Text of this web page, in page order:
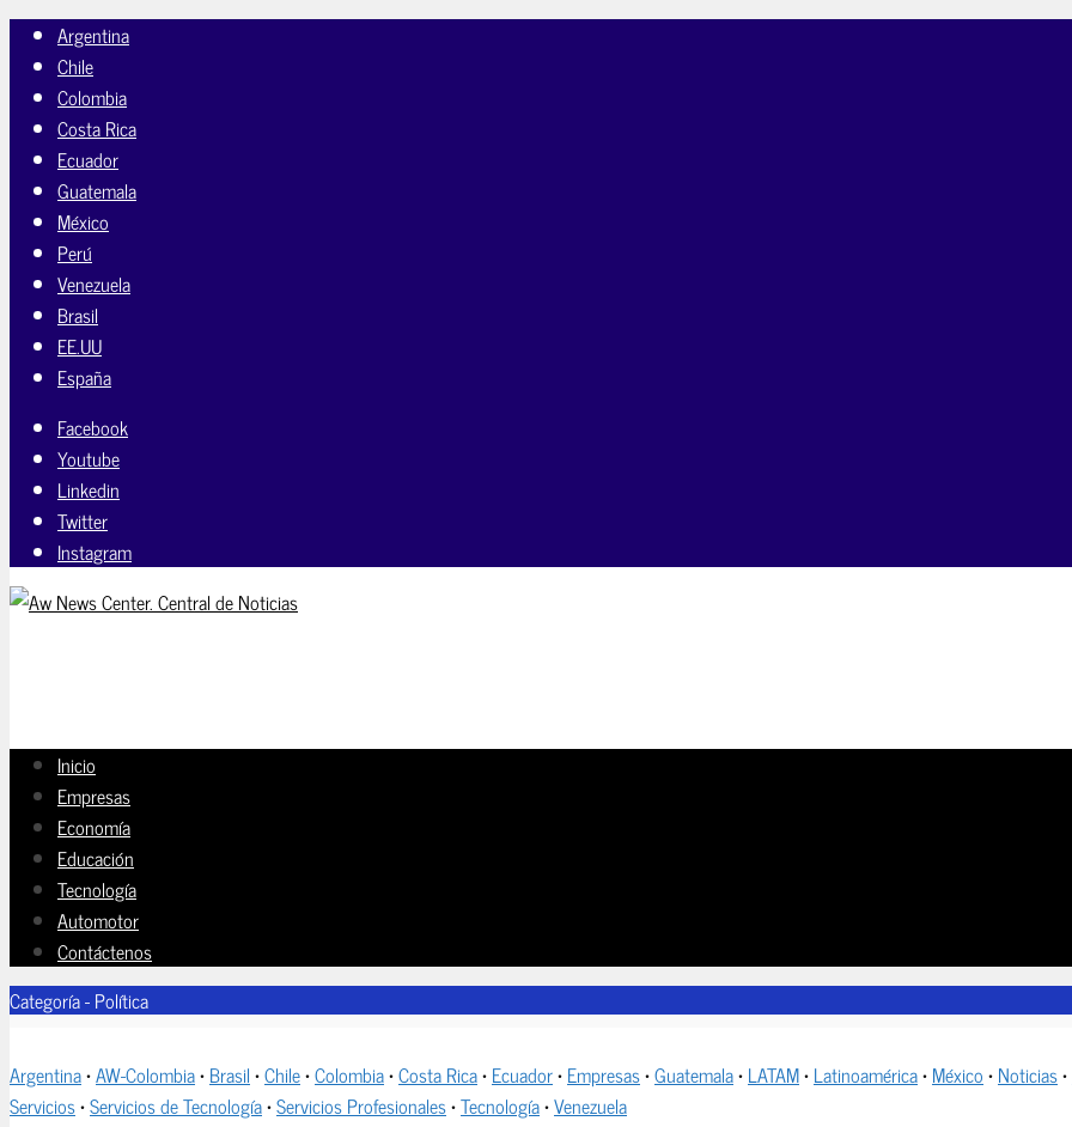
Argentina
Chile
Colombia
Costa Rica
Ecuador
Guatemala
México
Perú
Venezuela
Brasil
EE.UU
España
Facebook
Youtube
Linkedin
Twitter
Instagram
Inicio
Empresas
Economía
Educación
Tecnología
Automotor
Contáctenos
Categoría - Política
Argentina•AW-Colombia•Brasil•Chile•Colombia•Costa Rica•Ecuador•Empresas•Guatemala•LATAM•Latinoamérica•México•Noticias•
Servicios•Servicios de Tecnología•Servicios Profesionales•Tecnología•Venezuela